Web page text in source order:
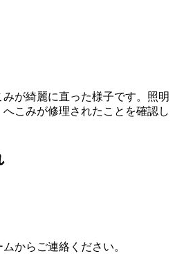
が綺麗に直った様子です。照明
こみが修理されたことを確認し
からご連絡ください。